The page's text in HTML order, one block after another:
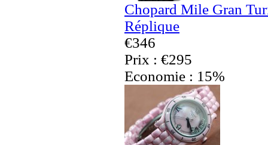
Chopard Mile Gran
Réplique
€346
Prix : €295
Economie : 15%